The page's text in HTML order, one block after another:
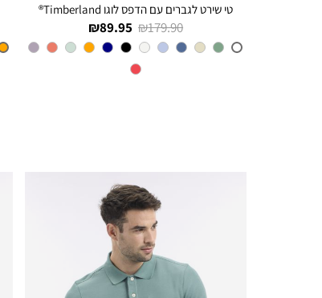
טי שירט לגברים עם הדפס לוגו Timberland®
מחיר
מוצר
89.95 ₪
מחיר
רגיל
179.90 ₪
צבע
CL6